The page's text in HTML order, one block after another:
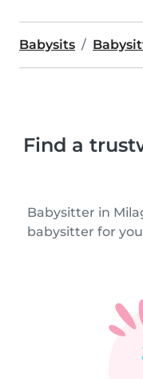
Babysits
Find a
Babysitter in
babysitter for